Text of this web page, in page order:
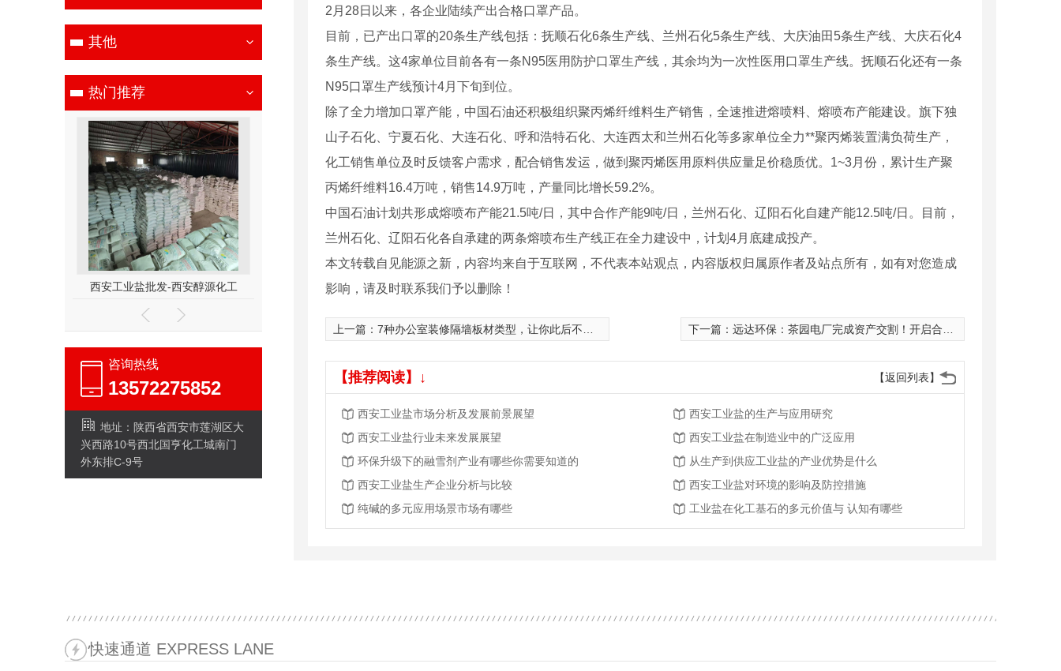
其他
热门推荐
西安工业盐批发价格 西安工业盐批发-醇源化工
咨询热线
13572275852
地址：陕西省西安市莲湖区大
兴西路10号西北国亨化工城南门
外东排C-9号
2月28日以来，各企业陆续产出合格口罩产品。
目前，已产出口罩的20条生产线包括：抚顺石化6条生产线、兰州石化5条生产线、大庆油田5条生产线、大庆石化4
条生产线。这4家单位目前各有一条N95医用防护口罩生产线，其余均为一次性医用口罩生产线。抚顺石化还有一条
N95口罩生产线预计4月下旬到位。
除了全力增加口罩产能，中国石油还积极组织聚丙烯纤维料生产销售，全速推进熔喷料、熔喷布产能建设。旗下独
山子石化、宁夏石化、大连石化、呼和浩特石化、大连西太和兰州石化等多家单位全力**聚丙烯装置满负荷生产，
化工销售单位及时反馈客户需求，配合销售发运，做到聚丙烯医用原料供应量足价稳质优。1~3月份，累计生产聚
丙烯纤维料16.4万吨，销售14.9万吨，产量同比增长59.2%。
中国石油计划共形成熔喷布产能21.5吨/日，其中合作产能9吨/日，兰州石化、辽阳石化自建产能12.5吨/日。目前，
兰州石化、辽阳石化各自承建的两条熔喷布生产线正在全力建设中，计划4月底建成投产。
本文转载自见能源之新，内容均来自于互联网，不代表本站观点，内容版权归属原作者及站点所有，如有对您造成
影响，请及时联系我们予以删除！
上一篇： 7种办公室装修隔墙板材类型，让你此后不吃亏！ 下一篇： 远达环保：茶园电厂完成资产交割！开启合作运营新模式
【返回列表】
【推荐阅读】↓
西安工业盐市场分析及发展前景展望
西安工业盐的生产与应用研究
西安工业盐行业未来发展展望
西安工业盐在制造业中的广泛应用
环保升级下的融雪剂产业有哪些你需要知道的
从生产到供应工业盐的产业优势是什么
西安工业盐生产企业分析与比较
西安工业盐对环境的影响及防控措施
纯碱的多元应用场景市场有哪些
工业盐在化工基石的多元价值与 认知有哪些
快速通道 EXPRESS LANE